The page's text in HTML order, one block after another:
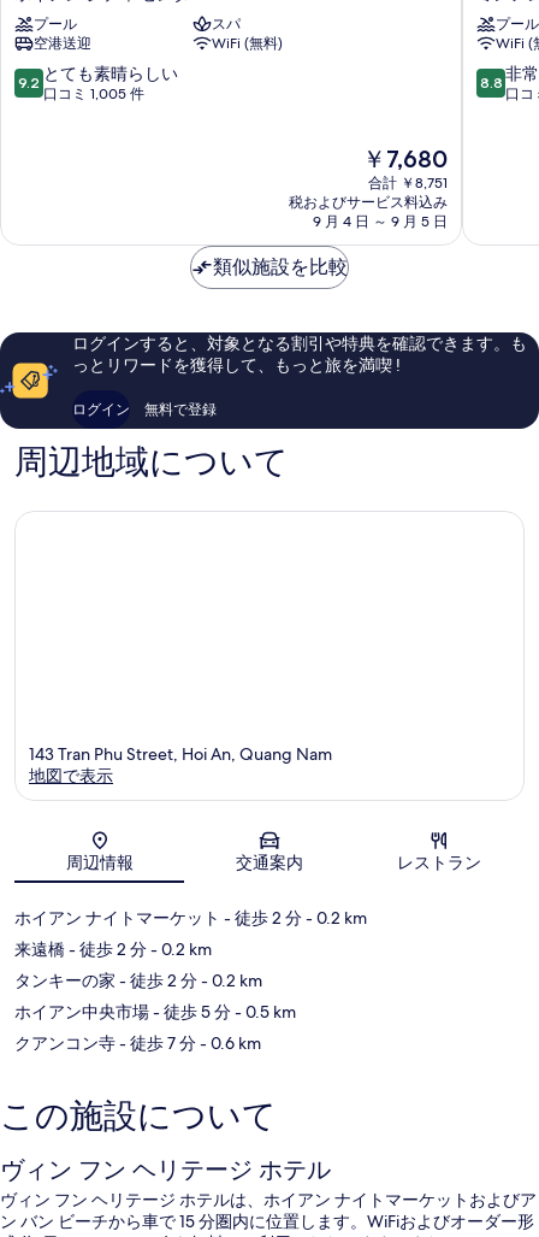
ア
ン
ヒ
ス
ト
ホ
シ
ィ
セ
ー
プール
スパ
空港送迎
WiFi (無料)
10
段
素
い、
コ
ミ
件
の
コ
9.2 とても素晴らしい
口コミ 1,005 件
現
在
の
料
金
￥7,680
合計 ￥8,751
税およびサービス料込み
9 月 4 日 ～ 9 月 5 日
ン・
オ
ー
ル
ド
ミ
プール
WiFi (
10
段
良
ミ
174
8.8 非
口コ
類似施設を比較
ログインすると、対象となる割引や特典を確認できます。も
っとリワードを獲得して、もっと旅を満喫 !
ログイン 無料で登録
周辺地域について
地図
143 Tran Phu Street, Hoi An, Quang Nam
地図で表示
周辺情報 交通案内 レストラン
ホイアン ナイトマーケット - 徒歩 2 分- 0.2 km
来遠橋- 徒歩 2 分- 0.2 km
タンキーの家 - 徒歩 2 分- 0.2 km
ホイアン中央市場- 徒歩 5 分- 0.5 km
クアンコン寺- 徒歩 7 分- 0.6 km
この施設について
ヴィン フン ヘリテージ ホテル
ヴィン フン ヘリテージ ホテルは、ホイアン ナイトマーケットおよびア
ン バン ビーチから車で 15 分圏内に位置します。WiFiおよびオーダー形